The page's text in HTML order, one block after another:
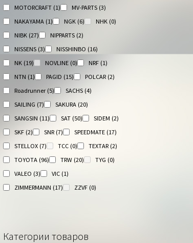
MOTORCRAFT (1) MV-PARTS (3)
NAKAYAMA (1) NGK (6) NHK (0)
NIBK (27) NIPPARTS (2)
NISSENS (3) NISSHINBO (16)
NK (19) NOVLINE (0) NRF (1)
NTN (1) PAGID (15) POLCAR (2)
Roadrunner (5) SACHS (4)
SAILING (7) SAKURA (20)
SANGSIN (11) SAT (50) SIDEM (2)
SKF (2) SNR (7) SPEEDMATE (17)
STELLOX (7) TCC (0) TEXTAR (2)
TOYOTA (96) TRW (20) TYG (0)
VALEO (3) VIC (1)
ZIMMERMANN (17) ZZVF (0)
Категории товаров